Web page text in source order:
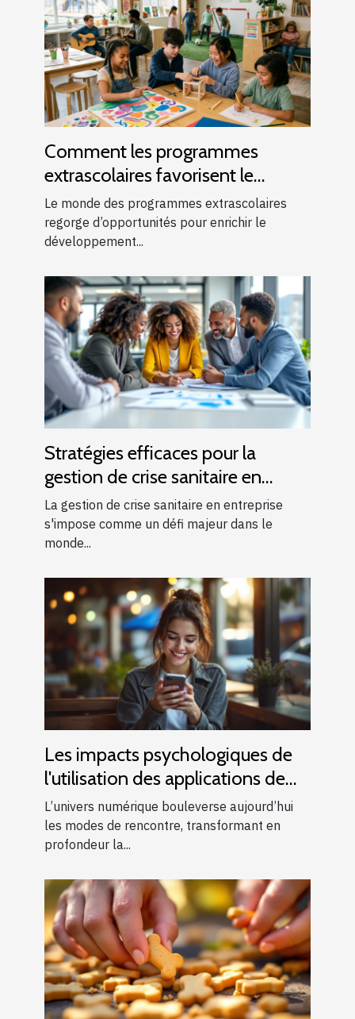
Comment les programmes
extrascolaires favorisent le
développement des enfants ?
Le monde des programmes extrascolaires
regorge d’opportunités pour enrichir le
développement...
Stratégies efficaces pour la
gestion de crise sanitaire en
entreprise
La gestion de crise sanitaire en entreprise
s'impose comme un défi majeur dans le
monde...
Les impacts psychologiques de
l'utilisation des applications de
rencontres modernes
L’univers numérique bouleverse aujourd’hui
les modes de rencontre, transformant en
profondeur la...